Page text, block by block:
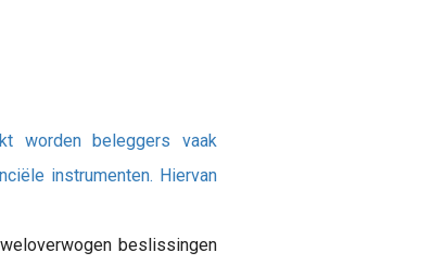
worden beleggers vaak
instrumenten. Hiervan
beslissingen